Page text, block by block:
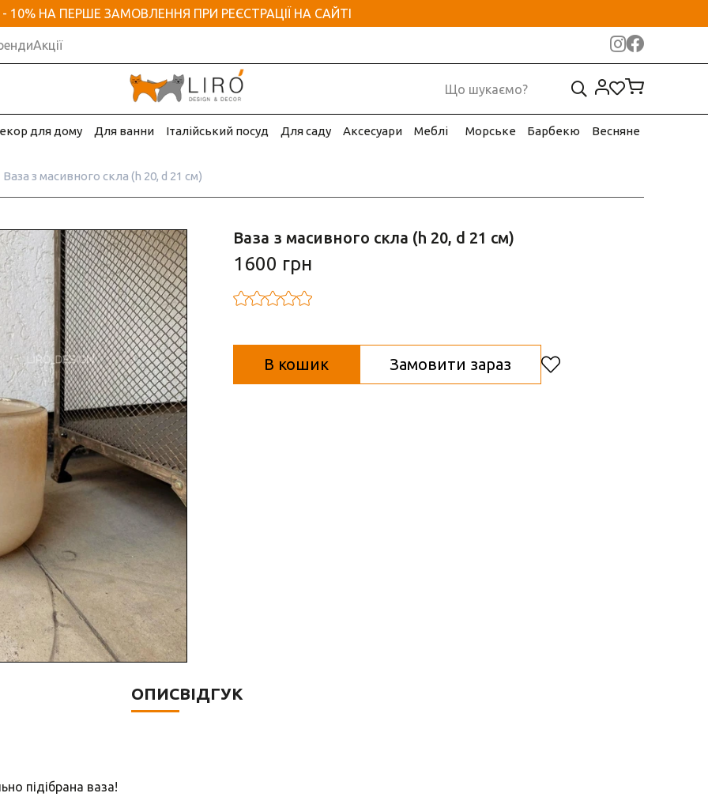
- 10% НА ПЕРШЕ ЗАМОВЛЕННЯ ПРИ РЕЄСТРАЦІЇ НА САЙТІ
Акції
для дому Для ванни Італійський посуд Для саду Аксесуари Меблі Морське Барбекю Весняне
Ваза з масивного скла (h 20, d 21 см)
Ваза з масивного скла (h 20, d 21 см)
1600 грн
В кошик Замовити зараз
ОПИСВІДГУК
підібрана ваза!